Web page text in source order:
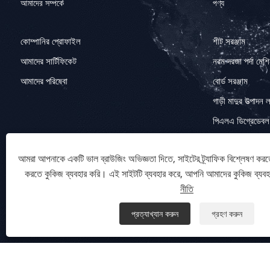
আমাদের সম্পর্কে
কোম্পানির প্রোফাইল
আমাদের সার্টিফিকেট
আমাদের পরিষেবা
পণ্য
শীট সরঞ্জাম
নরম দরজা পর্দা
বোর্ড সরঞ্জাম
গাড়ী মাদুর উত্পাদন
পিএলএ
চারা ট্রে মেশিন
ফোস্কা প্যাকেজিং
কপিরাইট © 2023 Qingdao Eaststar Plastic Machinery Co.,Ltd.
আমরা আপনাকে একটি ভাল ব্রাউজিং অভিজ্ঞতা দিতে, সাইটের ট্র্যাফিক বিশ্লেষণ
করতে কুকিজ ব্যবহার করি। এই সাইটটি ব্যবহার করে, আপনি আমাদের কুকিজ
নীতি
প্রত্যাখ্যান করুন গ্রহণ করুন